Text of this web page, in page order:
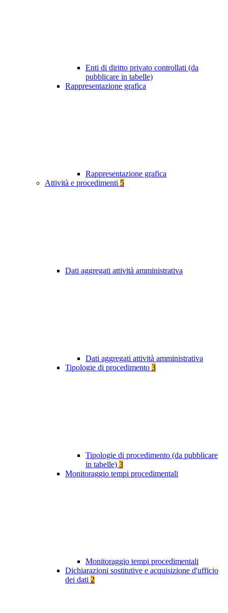
Enti di diritto privato controllati (da
pubblicare in tabelle)
Rappresentazione grafica
Rappresentazione grafica
Attività e procedimenti 5
Dati aggregati attività amministrativa
Dati aggregati attività amministrativa
Tipologie di procedimento 3
Tipologie di procedimento (da pubblicare
in tabelle) 3
Monitoraggio tempi procedimentali
Monitoraggio tempi procedimentali
Dichiarazioni sostitutive e acquisizione d'ufficio
dei dati 2